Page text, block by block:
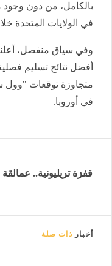
بالكامل، من دون
في الولايات المتحدة
وفي سياق منفصل،
أفضل نتائج تسليم
متجاوزة توقعات "وول
في أوروبا.
أخبار ذات صلة